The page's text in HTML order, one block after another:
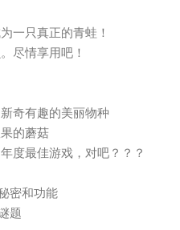
一只真正的青蛙！
尽情享用吧！
奇有趣的美丽物种
的蘑菇
度最佳游戏，对吧？？？
密和功能
题